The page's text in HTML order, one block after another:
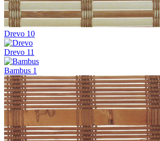
Drevo 10
Drevo 11
Bambus 1